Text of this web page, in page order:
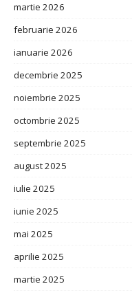
martie 2026
februarie 2026
ianuarie 2026
decembrie 2025
noiembrie 2025
octombrie 2025
septembrie 2025
august 2025
iulie 2025
iunie 2025
mai 2025
aprilie 2025
martie 2025